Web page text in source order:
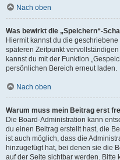
Nach oben
Was bewirkt die „Speichern“-
Hiermit kannst du die
späteren Zeitpunkt
kannst du mit der Funktion
persönlichen Bereich erneut laden.
Nach oben
Warum muss mein Beitrag erst
Die Board-Administration kann
du einen Beitrag erstellt hast, die
ist auch möglich, dass die
hinzugefügt hat, bei denen sie die
auf der Seite sichtbar werden.